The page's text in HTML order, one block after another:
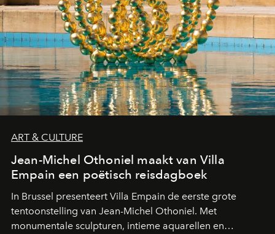
ART & CULTURE
Jean-Michel Othoniel maakt van Villa
Empain een poëtisch reisdagboek
In Brussel presenteert Villa Empain de eerste grote
tentoonstelling van Jean-Michel Othoniel. Met
monumentale sculpturen, intieme aquarellen en